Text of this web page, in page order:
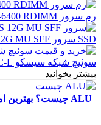
رم سرور HPE P69729-B21 96GB DDR5-6400 RDIMM
SSD سرور P04527-B21 HPE 800GB SAS 12G MU SFF
سوئیچ شبکه سیسکو WS-C2960CG-8TC-L استوک
بیشتر بخوانید
ALU چیست؟ بهترین اموزش واحد محاسبه و منطق پردازنده